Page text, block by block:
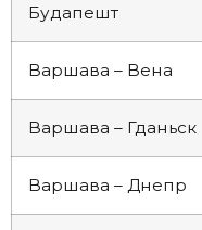
Будапешт
Варшава – Вена
Варшава – Гданьск
Варшава – Днепр